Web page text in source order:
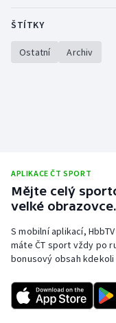
Plavání
Plážový volejbal
Short track
Stolní tenis
Triatlon
ŠTÍTKY
Ostatní Archiv
APLIKACE ČT SPORT
Mějte celý
velké obrazovce.
S mobilní aplikací,
máte ČT sport vždy po
bonusový obsah kdekoli